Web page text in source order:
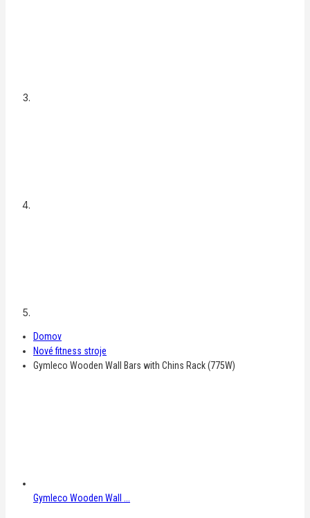
Domov
Nové fitness stroje
Gymleco Wooden Wall Bars with Chins Rack (775W)
Gymleco Wooden Wall ...